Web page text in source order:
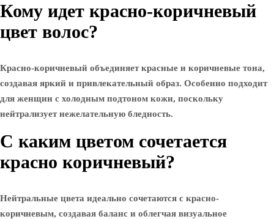
Кому идет красно-коричневый
цвет волос?
Красно-коричневый объединяет красные и коричневые тона,
создавая яркий и привлекательный образ. Особенно подходит
для женщин с холодным подтоном кожи, поскольку
нейтрализует нежелательную бледность.
С каким цветом сочетается
красно коричневый?
Нейтральные цвета идеально сочетаются с красно-
коричневым, создавая баланс и облегчая визуальное